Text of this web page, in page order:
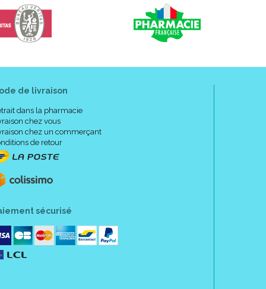
de livraison
dans la pharmacie
chez vous
chez un commerçant
de retour
sécurisé